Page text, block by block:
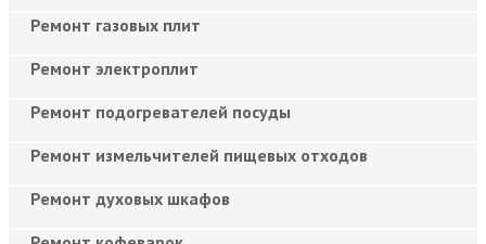
Ремонт газовых плит
Ремонт электроплит
Ремонт подогревателей посуды
Ремонт измельчителей пищевых отходов
Ремонт духовых шкафов